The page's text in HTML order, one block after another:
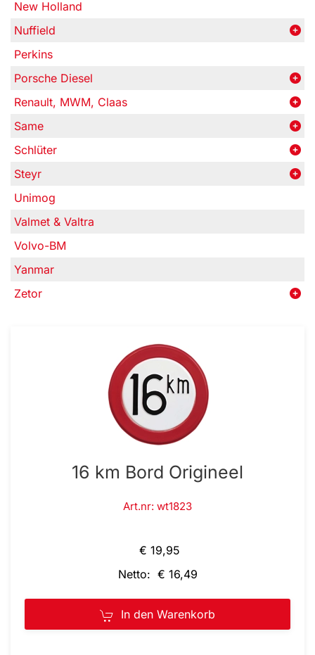
New Holland
Nuffield
Perkins
Porsche Diesel
Renault, MWM, Claas
Same
Schlüter
Steyr
Unimog
Valmet & Valtra
Volvo-BM
Yanmar
Zetor
16 km Bord Origineel
Art.nr: wt1823
€ 19,95
Netto: € 16,49
In den Warenkorb